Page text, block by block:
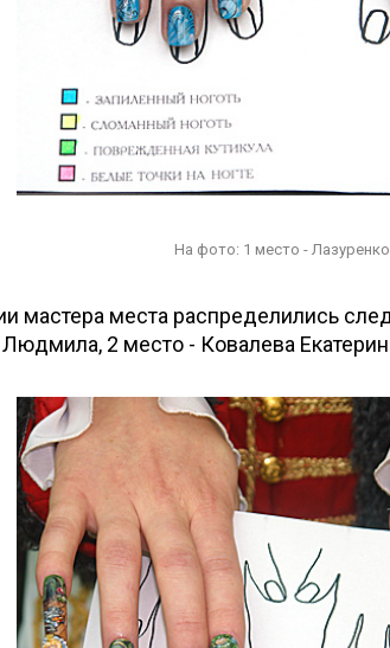
На фото: 1 место -
мастера места распределились
2 место - Ковалева